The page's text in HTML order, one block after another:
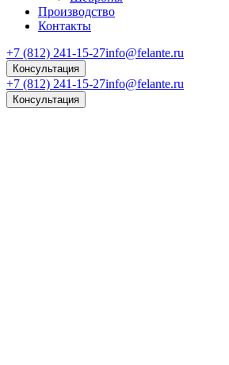
Производство
Контакты
+7 (812) 241-15-27info@felante.ru
Консультация
+7 (812) 241-15-27info@felante.ru
Консультация